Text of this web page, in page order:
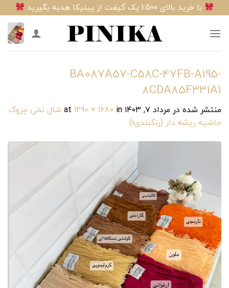
to
content
با خرید بالای 1.500 یک گیفت از پینیکا هدیه بگیرید
BA087A57-C58C-47FB-A195-
8CDA85F331A1
منتشر شده در مرداد ۷, ۱۴۰۳ 1290 × 1680 in
شال نخی چروک
حاشیه ریشه دار (رنگبندی۱)